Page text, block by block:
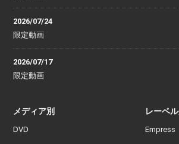
2026/07/24
限定動画
2026/07/17
限定動画
メディア別
DVD
レーベル
Empress